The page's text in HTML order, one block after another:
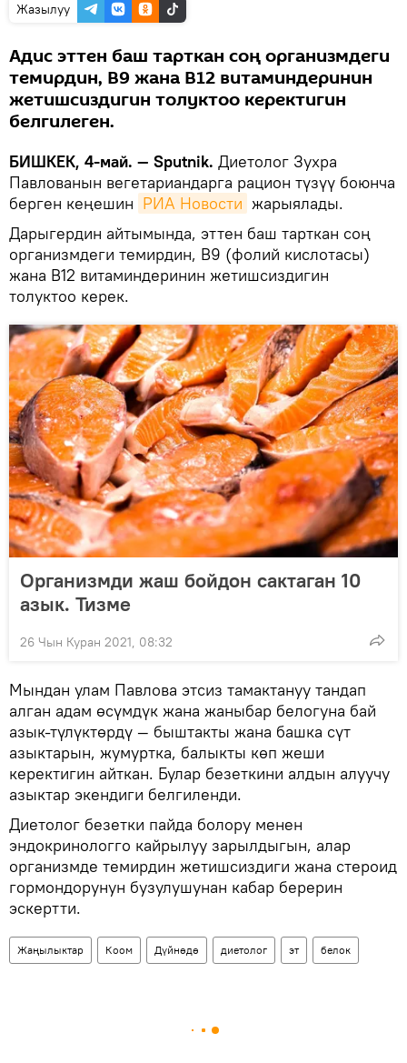
Жазылуу
Адис эттен баш тарткан соң организмдеги
темирдин, В9 жана В12 витаминдеринин
жетишсиздигин толуктоо керектигин
белгилеген.
БИШКЕК, 4-май. — Sputnik. Диетолог Зухра
Павлованын вегетариандарга рацион түзүү боюнча
берген кеңешин РИА Новости жарыялады.
Дарыгердин айтымында, эттен баш тарткан соң
организмдеги темирдин, В9 (фолий кислотасы)
жана В12 витаминдеринин жетишсиздигин
толуктоо керек.
Организмди жаш бойдон сактаган 10
азык. Тизме
26 Чын Куран 2021, 08:32
Мындан улам Павлова этсиз тамактануу тандап
алган адам өсүмдүк жана жаныбар белогуна бай
азык-түлүктөрдү — быштакты жана башка сүт
азыктарын, жумуртка, балыкты көп жеши
керектигин айткан. Булар безеткини алдын алуучу
азыктар экендиги белгиленди.
Диетолог безетки пайда болору менен
эндокринологго кайрылуу зарылдыгын, алар
организмде темирдин жетишсиздиги жана стероид
гормондорунун бузулушунан кабар берерин
эскертти.
Жаңылыктар Коом Дүйнөдө диетолог эт белок